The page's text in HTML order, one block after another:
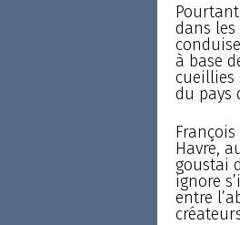
dans
à base
cueillies
du pays
François
Havre,
goustai
ignore
entre